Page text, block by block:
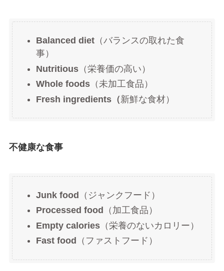
Balanced diet（バランスの取れた食
事）
Nutritious（栄養価の高い）
Whole foods（未加工食品）
Fresh ingredients（新鮮な食材）
不健康な食事
Junk food （ジャンクフード）
Processed food
（加工食品）
Empty calories（栄養のないカロリー）
Fast food
（ファストフード）